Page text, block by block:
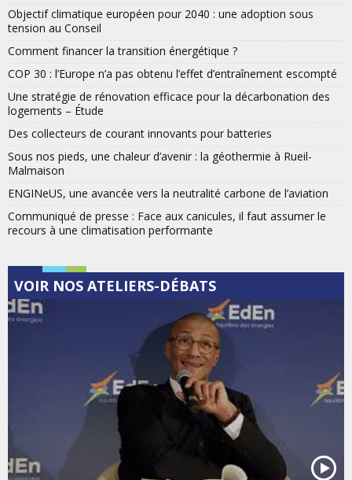
Objectif climatique européen pour 2040 : une adoption sous
tension au Conseil
Comment financer la transition énergétique ?
COP 30 : l’Europe n’a pas obtenu l’effet d’entraînement escompté
Une stratégie de rénovation efficace pour la décarbonation des
logements – Étude
Des collecteurs de courant innovants pour batteries
Sous nos pieds, une chaleur d’avenir : la géothermie à Rueil-
Malmaison
ENGINeUS, une avancée vers la neutralité carbone de l’aviation
Communiqué de presse : Face aux canicules, il faut assumer le
recours à une climatisation performante
VOIR NOS ATELIERS-DÉBATS